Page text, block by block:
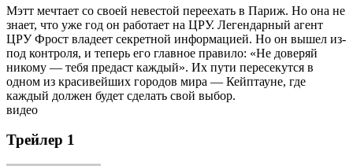
Мэтт мечтает со своей невестой переехать в Париж. Но она не
знает, что уже год он работает на ЦРУ. Легендарный агент
ЦРУ Фрост владеет секретной информацией. Но он вышел из-
под контроля, и теперь его главное правило: «Не доверяй
никому — тебя предаст каждый». Их пути пересекутся в
одном из красивейших городов мира — Кейптауне, где
каждый должен будет сделать свой выбор.
видео
Трейлер 1